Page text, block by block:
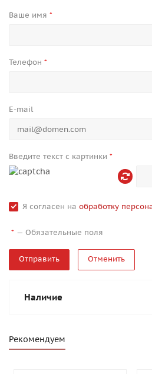
Ваше имя *
Телефон *
E-mail
Введите текст с картинки *
Я согласен на обработку
* — Обязательные поля
Отменить
Наличие
Рекомендуем